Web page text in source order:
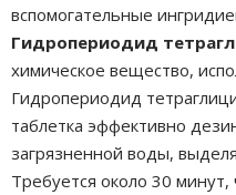
вспомогательные
Гидропериодид
химическое вещество,
Гидропериодид
таблетка эффективно
загрязненной воды,
Требуется около 30